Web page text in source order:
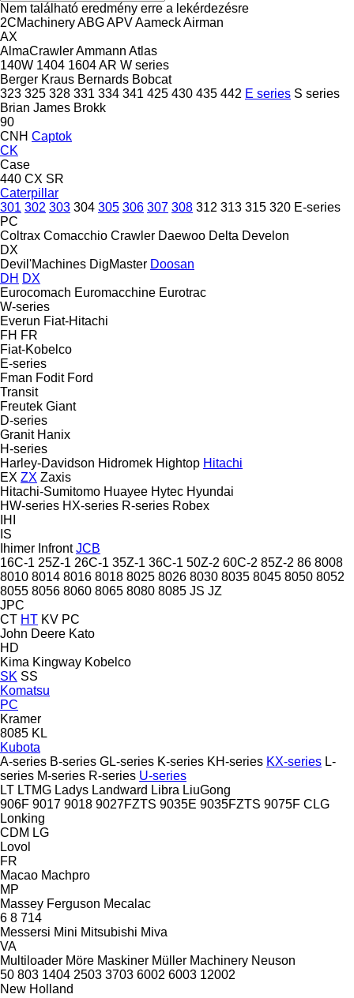
Nem található eredmény erre a lekérdezésre
2CMachineryABGAPVAameckAirman
AX
AlmaCrawlerAmmann Atlas
140W 1404 1604AR W series
Berger Kraus Bernards Bobcat
323 325 328 331 334 341 425 430 435 442 E series S series
Brian James Brokk
90
CNH Captok
CK
Case
440 CX SR
Caterpillar
301 302 303 304 305 306 307 308 312 313 315 320 E-series
PC
Coltrax Comacchio Crawler Daewoo Delta Develon
DX
Devil'Machines DigMaster Doosan
DH DX
Eurocomach Euromacchine Eurotrac
W-series
Everun Fiat-Hitachi
FH FR
Fiat-Kobelco
E-series
Fman Fodit Ford
Transit
Freutek Giant
D-series
Granit Hanix
H-series
Harley-Davidson Hidromek Hightop Hitachi
EX ZX Zaxis
Hitachi-Sumitomo Huayee Hytec Hyundai
HW-series HX-series R-series Robex
IHI
IS
Ihimer Infront JCB
16C-1 25Z-1 26C-1 35Z-1 36C-1 50Z-2 60C-2 85Z-2 86 8008
8010 8014 8016 8018 8025 8026 8030 8035 8045 8050 8052
8055 8056 8060 8065 8080 8085 JS JZ
JPC
CT HT KV PC
John Deere Kato
HD
Kima Kingway Kobelco
SK SS
Komatsu
PC
Kramer
8085 KL
Kubota
A-series B-series GL-series K-series KH-series KX-series L-
series M-series R-series U-series
LT LTMG Ladys Landward Libra LiuGong
906F 9017 9018 9027FZTS 9035E 9035FZTS 9075F CLG
Lonking
CDM LG
Lovol
FR
Macao Machpro
MP
Massey Ferguson Mecalac
6 8 714
Messersi Mini Mitsubishi Miva
VA
Multiloader Möre Maskiner Müller Machinery Neuson
50 803 1404 2503 3703 6002 6003 12002
New Holland